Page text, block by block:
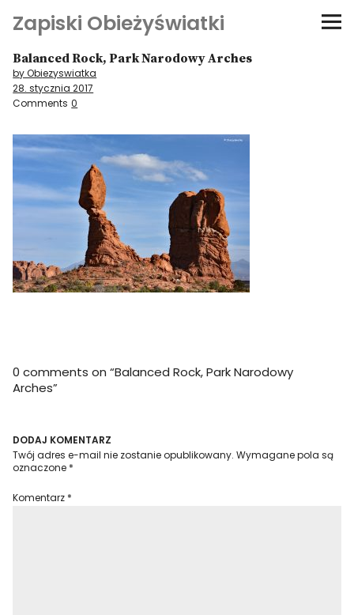
Zapiski Obieżyświatki
Podróże
Kultura i sztuka
Kątem oka
O-fiszki
Niezwyczajne ściany
Dom na kółkach
Balanced Rock, Park Narodowy Arches
by Obiezyswiatka
28. stycznia 2017
Comments 0
0 comments on “Balanced Rock, Park Narodowy
Arches”
DODAJ KOMENTARZ
Twój adres e-mail nie zostanie opublikowany. Wymagane pola są
oznaczone *
Komentarz *